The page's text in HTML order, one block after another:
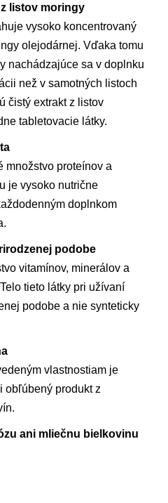
listov moringy
vysoko koncentrovaný
olejodárnej. Vďaka tomu
nachádzajúce sa v doplnku
než v samotných listoch
čistý extrakt z listov
tabletovacie látky.
množstvo proteínov a
je vysoko nutrične
doplnkom
podobe
vitamínov, minerálov a
tieto látky pri užívaní
podobe a nie synteticky
vlastnostiam je
obľúbený produkt z
ani mliečnu bielkovinu